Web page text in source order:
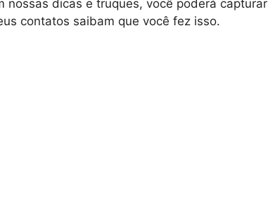
nossas dicas e truques, você poderá capturar
contatos saibam que você fez isso.